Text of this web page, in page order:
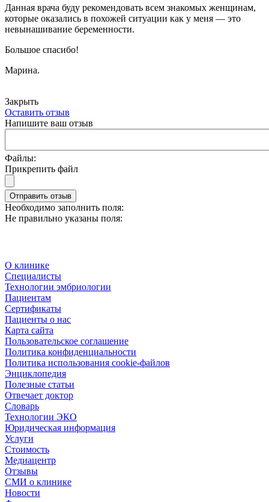
Данная врача буду рекомендовать всем знакомых женщинам,
которые оказались в похожей ситуации как у меня — это
невынашивание беременности.
Большое спасибо!
Марина.
Закрыть
Оставить отзыв
Напишите ваш отзыв
Файлы:
Прикрепить файл
Отправить отзыв
Необходимо заполнить поля:
Не правильно указаны поля:
О клинике
Специалисты
Технологии эмбриологии
Пациентам
Сертификаты
Пациенты о нас
Карта сайта
Пользовательское соглашение
Политика конфиденциальности
Политика использования cookie-файлов
Энциклопедия
Полезные статьи
Отвечает доктор
Словарь
Технологии ЭКО
Юридическая информация
Услуги
Стоимость
Медиацентр
Отзывы
СМИ о клинике
Новости